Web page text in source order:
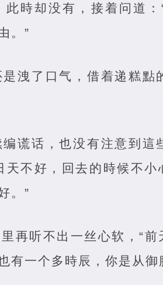
時却没有，接着问道
。”
洩了口气，借着递糕點
谎话，也没有注意到這
天不好，回去的時候不
。”
再听不出一丝心软，“
有一个多時辰，你是从御